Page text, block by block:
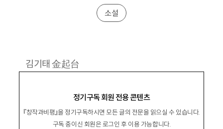
정기구독 회원 전용 콘텐츠
『창작과비평』을 정기구독하시면 모든 글의 전문을 읽으실 수 있습니다.
구독 중이신 회원은 로그인 후 이용 가능합니다.
소설
김기태 金起台
인터내셔널』이 있음.
somethingkim@gmail.com